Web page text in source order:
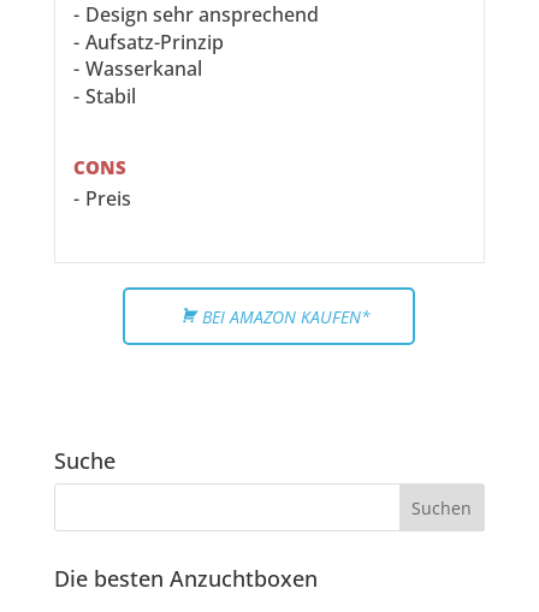
Design sehr ansprechend
Aufsatz-Prinzip
Wasserkanal
Stabil
CONS
Preis
BEI AMAZON KAUFEN*
Suche
Die besten Anzuchtboxen